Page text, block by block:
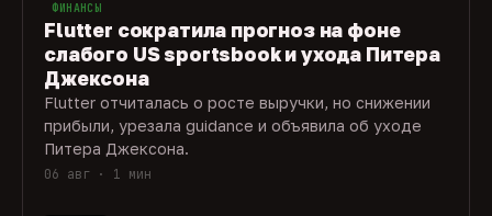
ФИНАНСЫ
Flutter сократила прогноз на фоне
слабого US sportsbook и ухода Питера
Джексона
Flutter отчиталась о росте выручки, но снижении
прибыли, урезала guidance и объявила об уходе
Питера Джексона.
06 авг · 1 мин